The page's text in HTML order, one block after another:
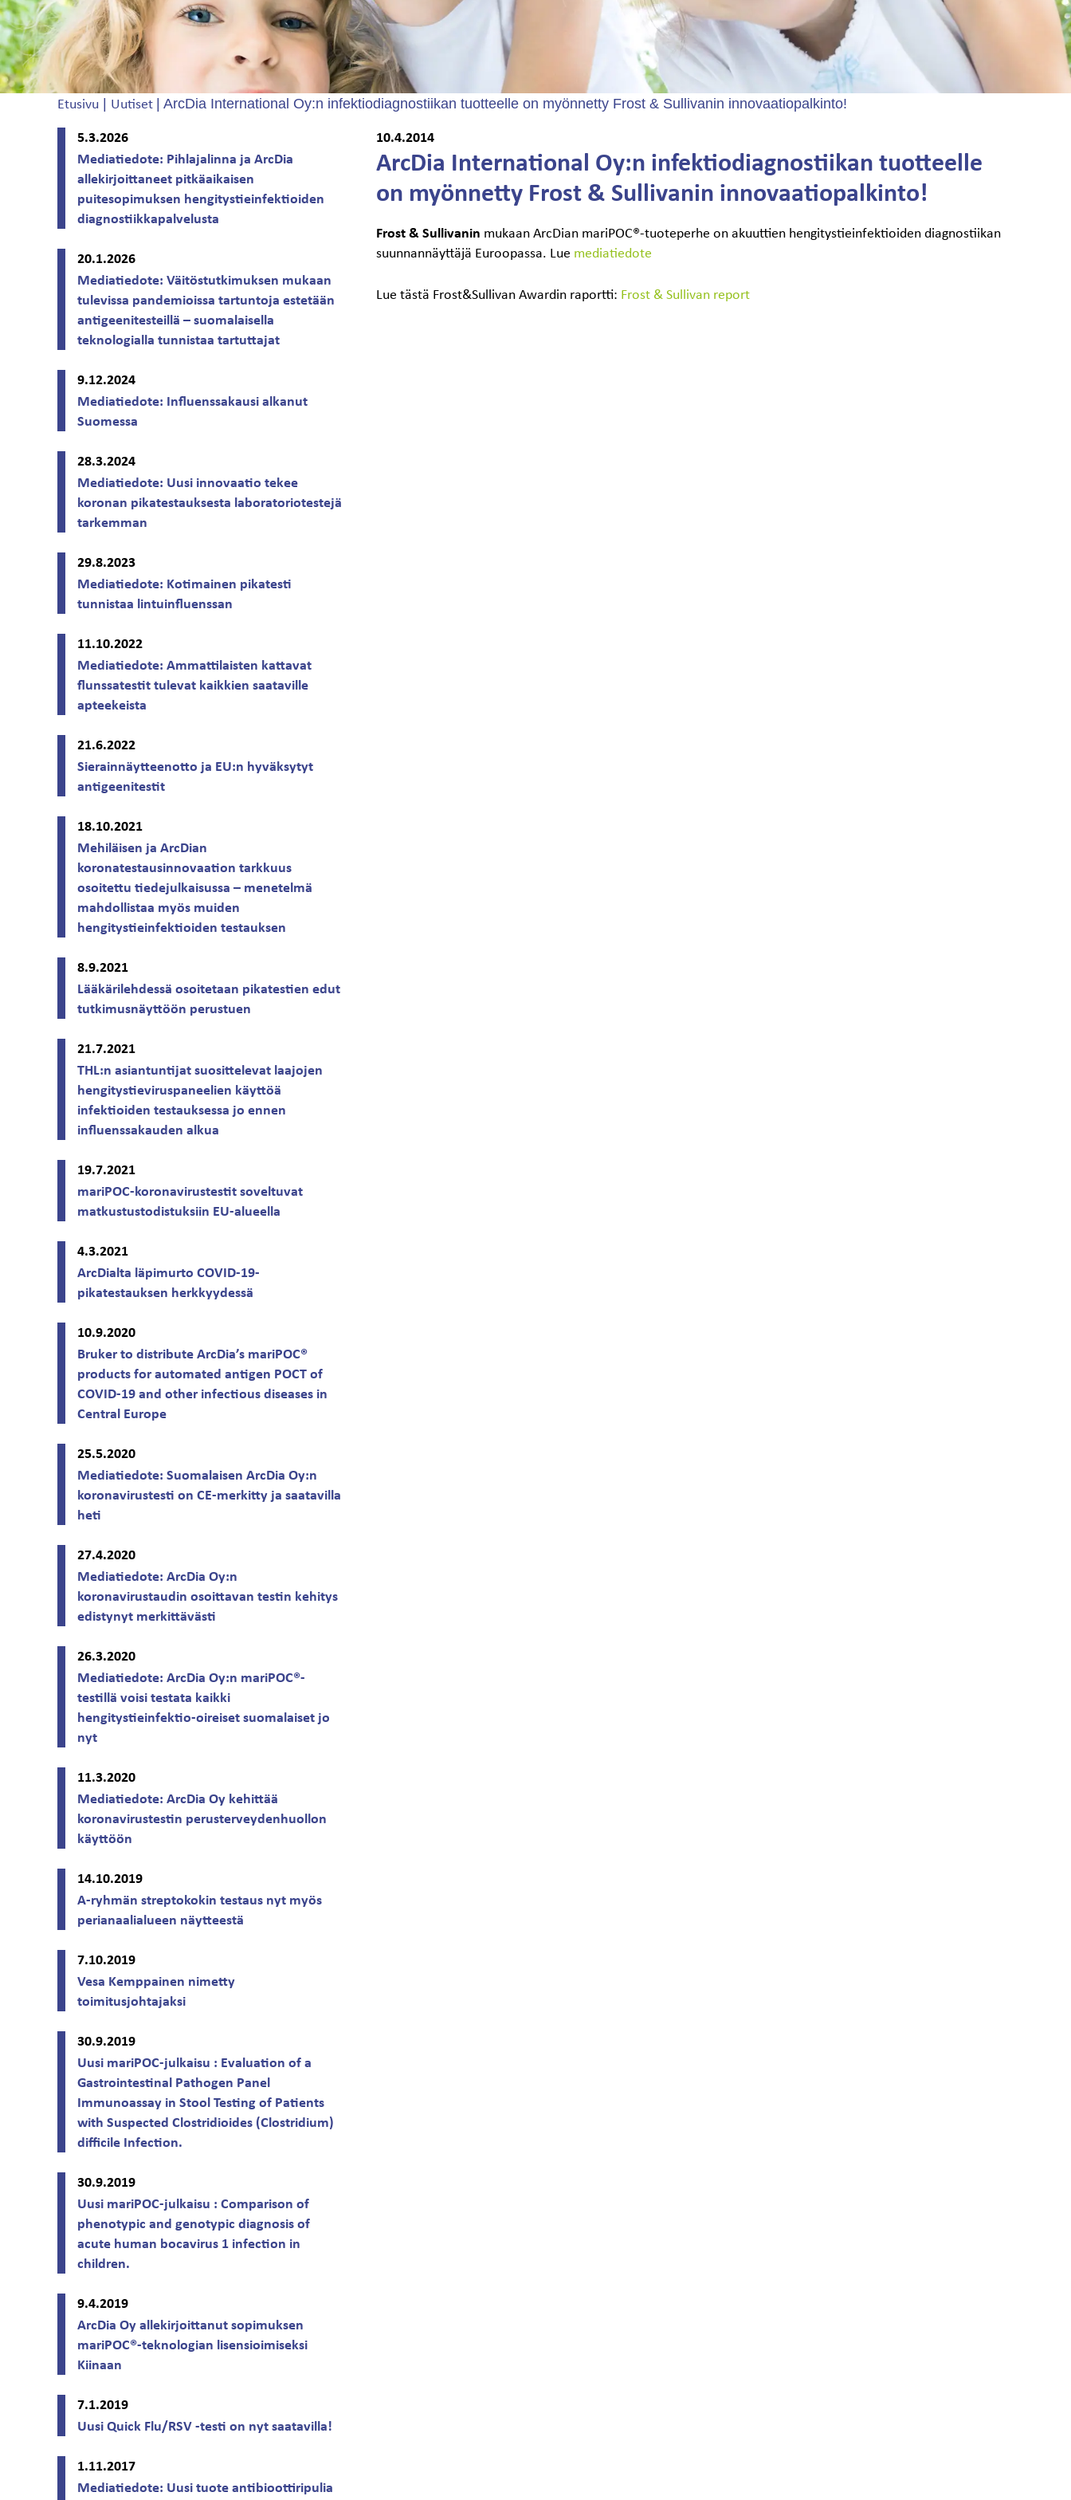
Etusivu Uutiset ArcDia International Oy:n infektiodiagnostiikan tuotteelle on myönnetty Frost & Sullivanin innovaatiopalkinto!
5.3.2026
Mediatiedote: Pihlajalinna ja ArcDia
allekirjoittaneet pitkäaikaisen
puitesopimuksen hengitystieinfektioiden
diagnostiikkapalvelusta
20.1.2026
Mediatiedote: Väitöstutkimuksen mukaan
tulevissa pandemioissa tartuntoja estetään
antigeenitesteillä – suomalaisella
teknologialla tunnistaa tartuttajat
9.12.2024
Mediatiedote: Influenssakausi alkanut
Suomessa
28.3.2024
Mediatiedote: Uusi innovaatio tekee
koronan pikatestauksesta laboratoriotestejä
tarkemman
29.8.2023
Mediatiedote: Kotimainen pikatesti
tunnistaa lintuinfluenssan
11.10.2022
Mediatiedote: Ammattilaisten kattavat
flunssatestit tulevat kaikkien saataville
apteekeista
21.6.2022
Sierainnäytteenotto ja EU:n hyväksytyt
antigeenitestit
18.10.2021
Mehiläisen ja ArcDian
koronatestausinnovaation tarkkuus
osoitettu tiedejulkaisussa – menetelmä
mahdollistaa myös muiden
hengitystieinfektioiden testauksen
8.9.2021
Lääkärilehdessä osoitetaan pikatestien edut
tutkimusnäyttöön perustuen
21.7.2021
THL:n asiantuntijat suosittelevat laajojen
hengitystieviruspaneelien käyttöä
infektioiden testauksessa jo ennen
influenssakauden alkua
19.7.2021
mariPOC-koronavirustestit soveltuvat
matkustustodistuksiin EU-alueella
4.3.2021
ArcDialta läpimurto COVID-19-
pikatestauksen herkkyydessä
10.9.2020
Bruker to distribute ArcDia’s mariPOC®
products for automated antigen POCT of
COVID-19 and other infectious diseases in
Central Europe
25.5.2020
Mediatiedote: Suomalaisen ArcDia Oy:n
koronavirustesti on CE-merkitty ja saatavilla
heti
27.4.2020
Mediatiedote: ArcDia Oy:n
koronavirustaudin osoittavan testin kehitys
edistynyt merkittävästi
26.3.2020
Mediatiedote: ArcDia Oy:n mariPOC®-
testillä voisi testata kaikki
hengitystieinfektio-oireiset suomalaiset jo
nyt
11.3.2020
Mediatiedote: ArcDia Oy kehittää
koronavirustestin perusterveydenhuollon
käyttöön
14.10.2019
A-ryhmän streptokokin testaus nyt myös
perianaalialueen näytteestä
7.10.2019
Vesa Kemppainen nimetty
toimitusjohtajaksi
30.9.2019
Uusi mariPOC-julkaisu : Evaluation of a
Gastrointestinal Pathogen Panel
Immunoassay in Stool Testing of Patients
with Suspected Clostridioides (Clostridium)
difficile Infection.
30.9.2019
Uusi mariPOC-julkaisu : Comparison of
phenotypic and genotypic diagnosis of
acute human bocavirus 1 infection in
children.
9.4.2019
ArcDia Oy allekirjoittanut sopimuksen
mariPOC®-teknologian lisensioimiseksi
Kiinaan
7.1.2019
Uusi Quick Flu/RSV -testi on nyt saatavilla!
1.11.2017
Mediatiedote: Uusi tuote antibioottiripulia
10.4.2014
ArcDia International Oy:n infektiodiagnostiikan tuotteelle
on myönnetty Frost & Sullivanin innovaatiopalkinto!
Frost & Sullivanin mukaan ArcDian mariPOC®-tuoteperhe on akuuttien hengitystieinfektioiden diagnostiikan
suunnannäyttäjä Euroopassa. Lue mediatiedote
Lue tästä Frost&Sullivan Awardin raportti: Frost & Sullivan report